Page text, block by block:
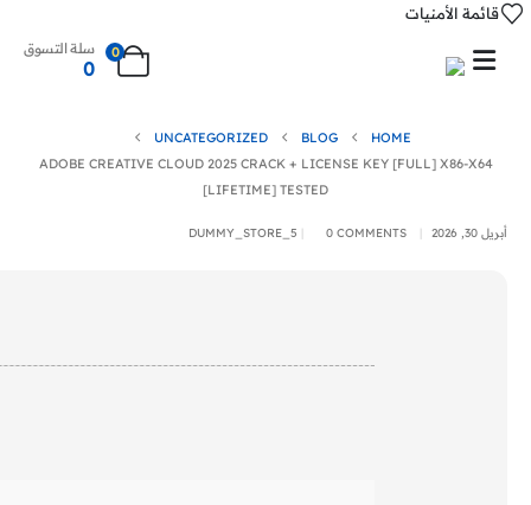
قائمة الأمنيات
0 سلة التسوق
0
HOME
BLOG
UNCATEGORIZED
ADOBE CREATIVE CLOUD 2025 CRACK + LICENSE KEY [FULL] X86-X64
[LIFETIME] TESTED
أبريل 30, 2026 DUMMY_STORE_5 0 COMMENTS